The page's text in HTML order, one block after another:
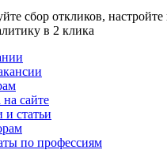
сбор откликов, настройте
в 2 клика
сайте
и статьи
по профессиям